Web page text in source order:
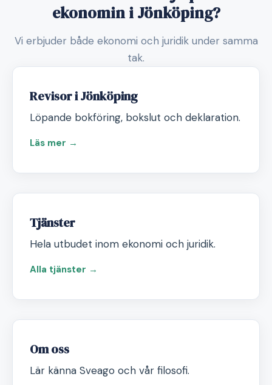
ekonomin i Jönköping?
Vi erbjuder både ekonomi och juridik under samma
tak.
Revisor i Jönköping
Löpande bokföring, bokslut och deklaration.
Läs mer →
Tjänster
Hela utbudet inom ekonomi och juridik.
Alla tjänster →
Om oss
Lär känna Sveago och vår filosofi.